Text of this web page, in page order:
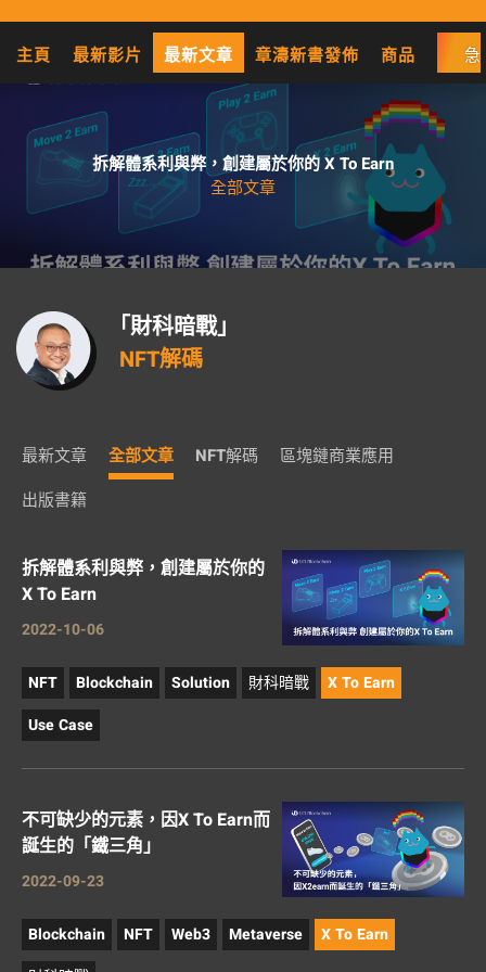
主頁 最新影片 最新文章 章濤新書發佈 商品 急
拆解體系利與弊，創建屬於你的 X To Earn
全部文章
「財科暗戰」
NFT解碼
最新文章 全部文章 NFT解碼
區塊鏈商業應用
出版書籍
拆解體系利與弊，創建屬於你的
X To Earn
2022-10-06
NFT Blockchain Solution 財科暗戰
X To Earn
Use Case
不可缺少的元素，因X To Earn而
誕生的「鐵三角」
2022-09-23
Blockchain NFT Web3 Metaverse
X To Earn